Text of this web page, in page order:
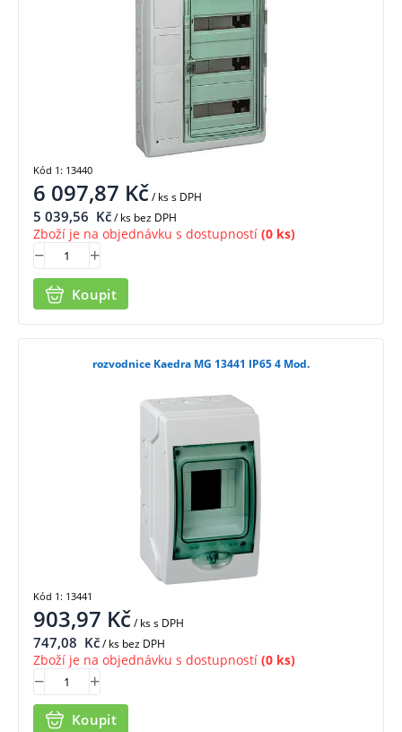
6 097,87 Kč/ kss DPH
5 039,56 Kč/ ks bez DPH
Zboží je na objednávku s dostupností (0 ks)
Koupit
Kód 1: 13440
rozvodnice Kaedra MG 13441 IP65 4 Mod.
903,97 Kč/ kss DPH
747,08 Kč/ ks bez DPH
Zboží je na objednávku s dostupností (0 ks)
Koupit
Kód 1: 13441